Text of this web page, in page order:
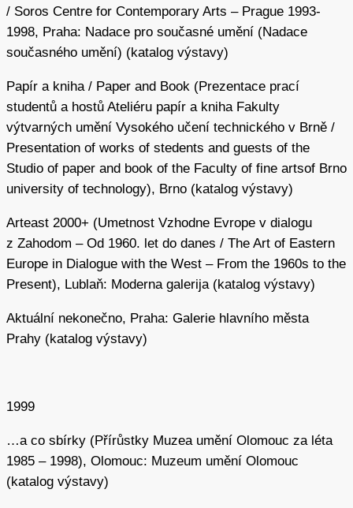
/ Soros Centre for Contemporary Arts – Prague 1993-
1998, Praha: Nadace pro současné umění (Nadace
současného umění) (katalog výstavy)
Papír a kniha / Paper and Book (Prezentace prací
studentů a hostů Ateliéru papír a kniha Fakulty
výtvarných umění Vysokého učení technického v Brně /
Presentation of works of stedents and guests of the
Studio of paper and book of the Faculty of fine artsof Brno
university of technology), Brno (katalog výstavy)
Arteast 2000+ (Umetnost Vzhodne Evrope v dialogu
z Zahodom – Od 1960. let do danes / The Art of Eastern
Europe in Dialogue with the West – From the 1960s to the
Present), Lublaň: Moderna galerija (katalog výstavy)
Aktuální nekonečno, Praha: Galerie hlavního města
Prahy (katalog výstavy)
1999
…a co sbírky (Přírůstky Muzea umění Olomouc za léta
1985 – 1998), Olomouc: Muzeum umění Olomouc
(katalog výstavy)